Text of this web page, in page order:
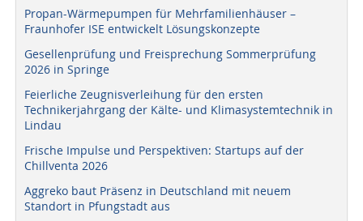
Propan-Wärmepumpen für Mehrfamilienhäuser –
Fraunhofer ISE entwickelt Lösungskonzepte
Gesellenprüfung und Freisprechung Sommerprüfung
2026 in Springe
Feierliche Zeugnisverleihung für den ersten
Technikerjahrgang der Kälte- und Klimasystemtechnik in
Lindau
Frische Impulse und Perspektiven: Startups auf der
Chillventa 2026
Aggreko baut Präsenz in Deutschland mit neuem
Standort in Pfungstadt aus